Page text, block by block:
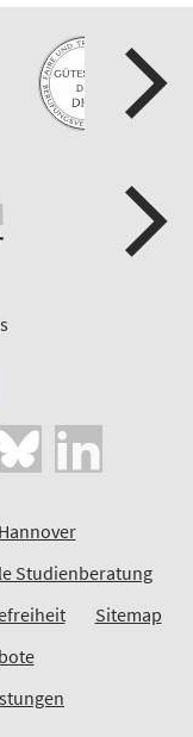
Studienberatung
Sitemap